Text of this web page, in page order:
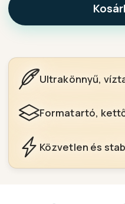
Ultrakönnyű,
Formatartó,
Közvetlen és